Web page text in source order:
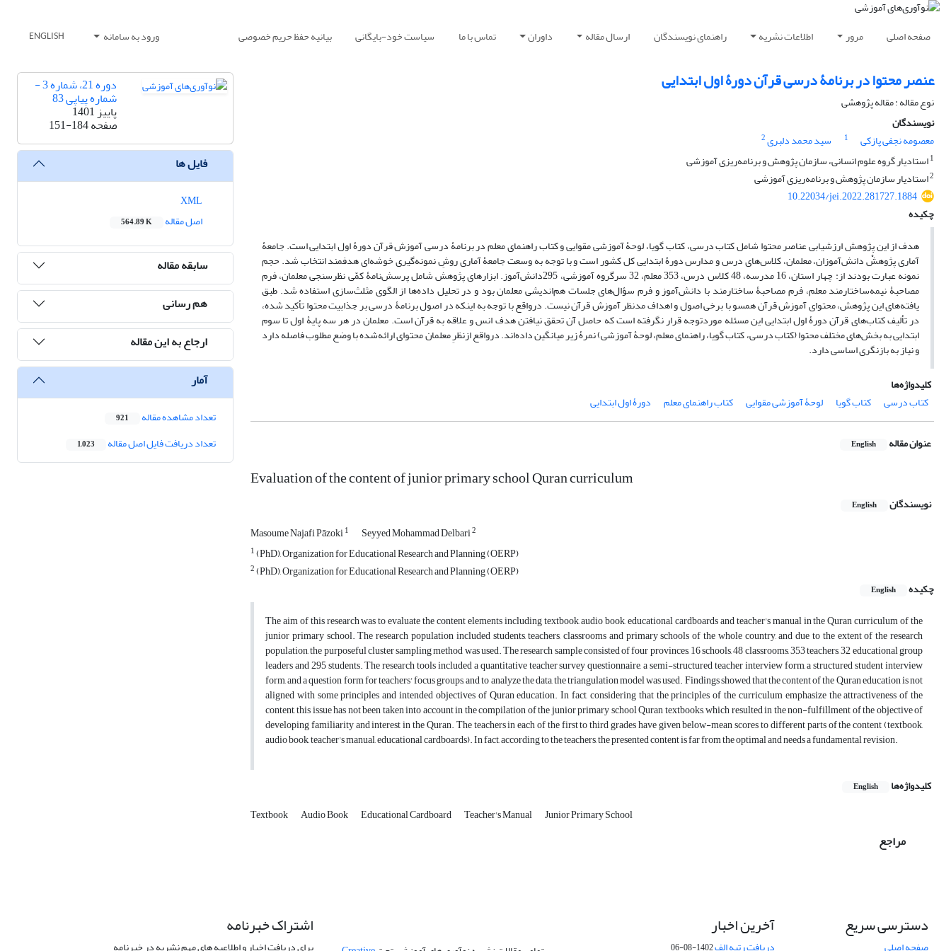
صفحه اصلی مرور اطلاعات نشریه راهنمای نویسندگان ارسال مقاله داوران تماس با ما سیاست خود-بایگانی بیانیه حفظ حریم خصوصی ورود به سامانه ENGLISH
عنصر محتوا در برنامۀ درسی قرآن دورۀ اول ابتدایی
نوع مقاله : مقاله پژوهشی
نویسندگان
معصومه نجفی پازکی
1 سید محمد دلبری2
1استادیار گروه علوم ‌انسانی، سازمان پژوهش و برنامه‌ریزی آموزشی
2استادیار سازمان پژوهش و برنامه‌ریزی آموزشی
10.22034/jei.2022.281727.1884
چکیده
هدف از این پژوهش ارزشیابی عناصر محتوا شامل کتاب درسی، کتاب گویا، لوحۀ آموزشی مقوایی و کتاب راهنمای معلم در برنامۀ درسی آموزش قرآن دورۀ اول ابتدایی است. جامعۀ
آماری پژوهشْ دانش‌آموزان، معلمان، کلاس‌های درس و مدارس دورۀ ابتدایی کل کشور است و با توجه به وسعت جامعۀ آماری روشِ نمونه‌گیری خوشه‌ای هدفمند انتخاب شد. حجم
نمونه عبارت بودند از: چهار استان، 16 مدرسه، 48 کلاس درس، 353 معلم، 32 سرگروه آموزشی، 295دانش‌آموز. ابزارهای پژوهش شامل پرسش‌نامۀ کمّی نظرسنجی معلمان، فرم
مصاحبۀ نیمه‌ساختارمند معلم، فرم مصاحبۀ ساختارمند با دانش‌آموز و فرم سؤال‌های جلسات هم‌اندیشی معلمان بود و در تحلیل داده‌ها از الگوی مثلث‌سازی استفاده شد. طبق
یافته‌های این پژوهش، محتوای آموزش قرآن همسو با برخی اصول و اهداف مدنظر آموزش قرآن نیست. درواقع با توجه به اینکه در اصول برنامۀ درسی بر جذابیت محتوا تأکید شده،
در تألیف کتاب‌های قرآن دورۀ اول ابتدایی این مسئله موردتوجه قرار نگرفته است که حاصل آن تحقق‌ نیافتن هدف انس و علاقه به قرآن است. معلمان در هر سه پایۀ اول تا سوم
ابتدایی به بخش‌های مختلف محتوا (کتاب درسی، کتاب گویا، راهنمای معلم، لوحۀ آموزشی) نمرۀ زیر میانگین داده‌اند. درواقع ازنظرِ معلمان محتوای ارائه‌شده با وضع مطلوب فاصله دارد
و نیاز به بازنگری اساسی دارد.
کلیدواژه‌ها
کتاب درسی
کتاب گویا لوحۀ آموزشی مقوایی کتاب راهنمای معلم دورۀ اول ابتدایی
عنوان مقاله English
Evaluation of the content of junior primary school Quran curriculum
نویسندگان English
Masoume Najafi Pāzoki1 Seyyed Mohammad Delbari2
1(PhD), Organization for Educational Research and Planning (OERP)
2(PhD), Organization for Educational Research and Planning (OERP)
چکیده
English
The aim of this research was to evaluate the content elements including textbook, audio book, educational cardboards and teacher's manual in the Quran curriculum of the
junior primary school. The research population included students, teachers, classrooms and primary schools of the whole country, and due to the extent of the research
population, the purposeful cluster sampling method was used. The research sample consisted of four provinces, 16 schools, 48 ​​classrooms, 353 teachers, 32 educational group
leaders and 295 students. The research tools included a quantitative teacher survey questionnaire, a semi-structured teacher interview form, a structured student interview
form, and a question form for teachers' focus groups, and to analyze the data, the triangulation model was used. Findings showed that the content of the Quran education is not
aligned with some principles and intended objectives of Quran education. In fact, considering that the principles of the curriculum emphasize the attractiveness of the
content, this issue has not been taken into account in the compilation of the junior primary school Quran textbooks, which resulted in the non-fulfillment of the objective of
developing familiarity and interest in the Quran. The teachers in each of the first to third grades have given below-mean scores to different parts of the content (textbook,
audio book, teacher's manual, educational cardboards). In fact, according to the teachers, the presented content is far from the optimal and needs a fundamental revision.
کلیدواژه‌ها English
Textbook Audio Book Educational Cardboard Teacher's Manual Junior Primary School
مراجع
دوره 21، شماره 3 -
شماره پیاپی 83
پاییز 1401
صفحه151-184
فایل ها
اصل مقاله
564.89 K
سابقه مقاله
هم رسانی
ارجاع به این مقاله
آمار
تعداد مشاهده مقاله 921
تعداد دریافت فایل اصل مقاله 1,023
دسترسی سریع آخرین اخبار اشتراک خبرنامه